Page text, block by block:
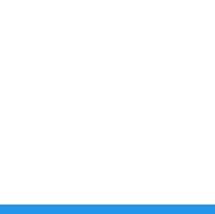
môi trường đặc thù,
màu nâu. Ưu điểm:
thiện môi